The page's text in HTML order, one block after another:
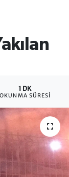
1 DK
OKUNMA SÜRESI